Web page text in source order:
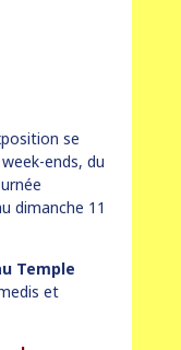
se
ends, du
dimanche 11
Temple
et